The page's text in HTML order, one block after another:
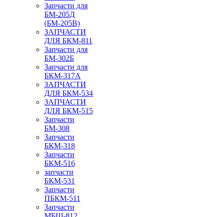
Запчасти для
БМ-205Д
(БМ-205В)
ЗАПЧАСТИ
ДЛЯ БКМ-811
Запчасти для
БМ-302Б
Запчасти для
БКМ-317А
ЗАПЧАСТИ
ДЛЯ БКМ-534
ЗАПЧАСТИ
ДЛЯ БКМ-515
Запчасти
БМ-308
Запчасти
БКМ-318
Запчасти
БКМ-516
запчасти
БКМ-531
Запчасти
ПБКМ-511
Запчасти